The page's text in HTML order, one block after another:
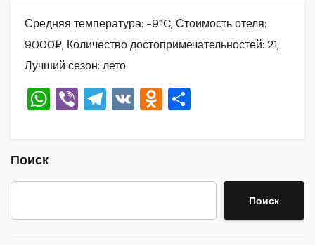
Средняя температура: -9°C, Стоимость отеля:
9000₽, Количество достопримечательностей: 21,
Лучший сезон: лето
W
A
p
Vi T
a
m
V O
kl
a
в
и
Поиск
Поиск